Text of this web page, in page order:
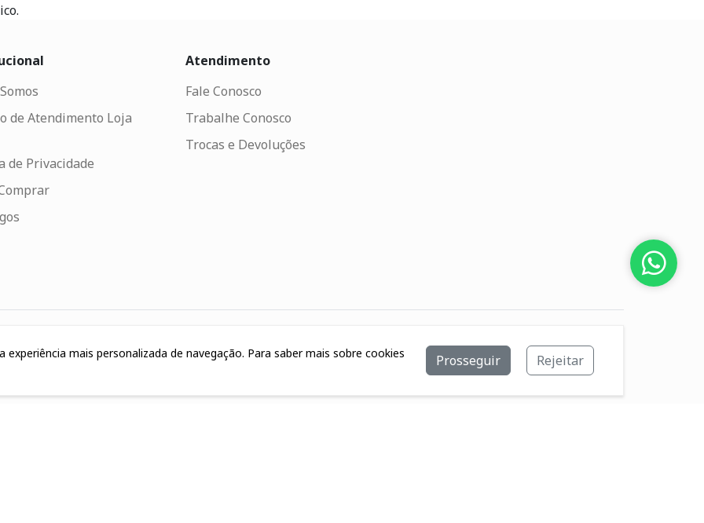
de Atendimento Loja
de Privacidade
Atendimento
Fale Conosco
Trabalhe Conosco
Trocas e Devoluções
mais personalizada de navegação. Para saber mais sobre cookies Prosseguir Rejeitar